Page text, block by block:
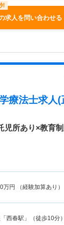
求人を問い合わせる
療法士求人(
児所あり×教育
万円 （経験加算あり
西春駅」（徒歩10分）